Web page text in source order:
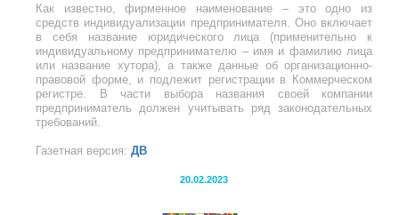
Как известно, фирменное наименование – это одно из
средств индивидуализации предпринимателя. Оно включает
в себя название юридического лица (применительно к
индивидуальному предпринимателю – имя и фамилию лица
или название хутора), а также данные об организационно-
правовой форме, и подлежит регистрации в Коммерческом
регистре. В части выбора названия своей компании
предприниматель должен учитывать ряд законодательных
требований.
Газетная версия: ДВ
20.02.2023